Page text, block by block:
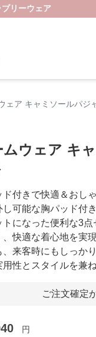
リーウェア
ェア キャミソールパジ
ムウェア キ
ド付きで快適＆おし
し可能な胸パッド付
トになった便利な3
、快適な着心地を実
、来客時にもしっか
用性とスタイルを兼
ご注文確定
円